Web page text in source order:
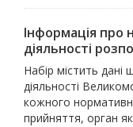
Інформація про
діяльності
Набір містить
діяльності
кожного
прийняття, орган